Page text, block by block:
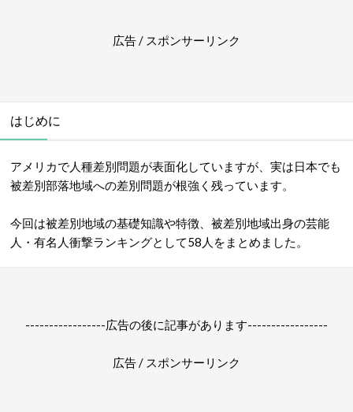
広告 / スポンサーリンク
はじめに
アメリカで人種差別問題が表面化していますが、実は日本でも
被差別部落地域への差別問題が根強く残っています。
今回は被差別地域の基礎知識や特徴、被差別地域出身の芸能
人・有名人衝撃ランキングとして58人をまとめました。
-----------------広告の後に記事があります-----------------
広告 / スポンサーリンク